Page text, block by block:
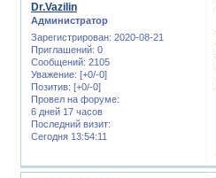
Dr.Vazilin
Администратор
Зарегистрирован: 2020-08-21
Приглашений: 0
Сообщений: 2105
Уважение: [+0/-0]
Позитив: [+0/-0]
Провел на форуме:
6 дней 17 часов
Последний визит:
Сегодня 13:54:11